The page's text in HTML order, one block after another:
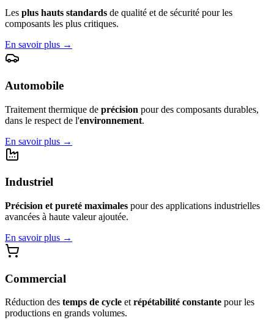
Les plus hauts standards de qualité et de sécurité pour les
composants les plus critiques.
En savoir plus →
Automobile
Traitement thermique de précision pour des composants durables,
dans le respect de l'environnement.
En savoir plus →
Industriel
Précision et pureté maximales pour des applications industrielles
avancées à haute valeur ajoutée.
En savoir plus →
Commercial
Réduction des temps de cycle et répétabilité constante pour les
productions en grands volumes.